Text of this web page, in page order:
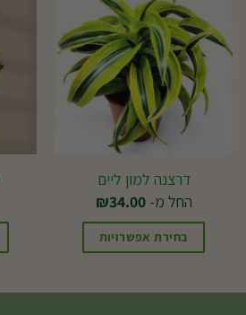
מספר
סוגים.
ניתן
לבחור
את
האפשרויות
בעמוד
המוצר
דרצנה למון ליים
החל מ-
₪34.00
בחירת אפשרויות
זה